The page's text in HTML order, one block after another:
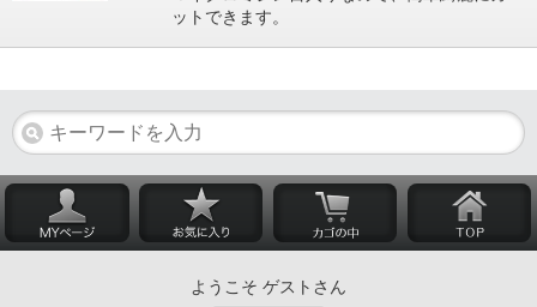
ットできます。
ようこそ ゲストさん